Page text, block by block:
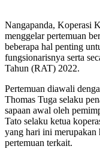
Nangapanda, Koperasi
menggelar pertemuan
beberapa hal penting
fungsionarisnya serta
Tahun (RAT) 2022.
Pertemuan diawali
Thomas Tuga selaku
sapaan awal oleh
Tato selaku ketua
yang hari ini merupakan
pertemuan terkait.